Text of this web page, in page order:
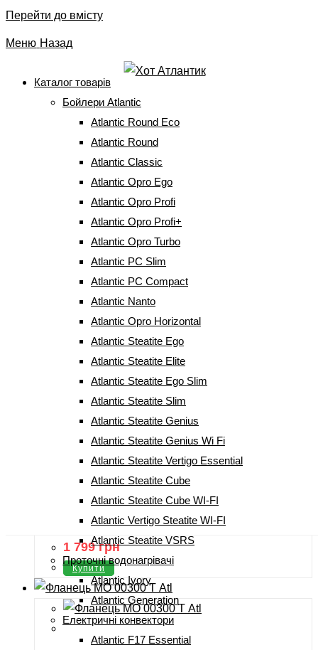
Перейти до вмісту
Меню Назад
Каталог товарів
Бойлери Atlantic
Atlantic Round Eco
Atlantic Round
Atlantic Classic
Atlantic Opro Ego
Atlantic Opro Profi
Atlantic Opro Profi+
Atlantic Opro Turbo
Atlantic PC Slim
Atlantic PC Compact
Atlantic Nanto
Atlantic Opro Horizontal
Atlantic Steatite Ego
Atlantic Steatite Elite
Atlantic Steatite Ego Slim
Atlantic Steatite Slim
Atlantic Steatite Genius
Atlantic Steatite Genius Wi Fi
Atlantic Steatite Vertigo Essential
Atlantic Steatite Cube
Atlantic Steatite Cube WI-FI
Atlantic Vertigo Steatite WI-FI
Atlantic Steatite VSRS
Проточні водонагрівачі
Atlantic Ivory
Atlantic Generation
Електричні конвектори
Atlantic F17 Essential
Фланці (колби) для ТЕНу
Запчастини до бойлерів
1 899грн
Купити
Фланець МО 00030 Т Atl (D400-2-ВС, N4C(E),
(30S3C)
1 799грн
Купити